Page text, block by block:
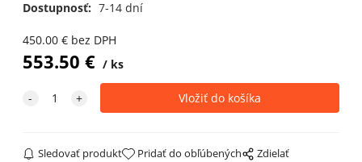
Dostupnosť: 7-14 dní
450.00€ bez DPH
553.50 € ks
Sledovať produkt Pridať do obľúbených Zdielať